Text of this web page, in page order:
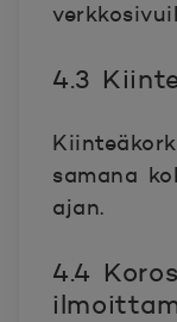
4.3
samana
ajan.
4.4